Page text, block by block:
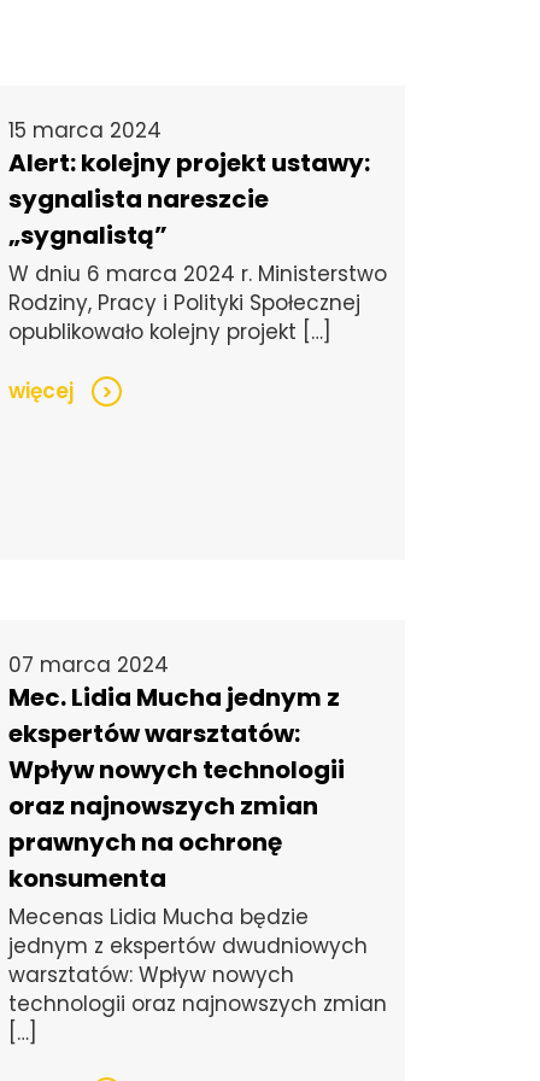
15 marca 2024
Alert: kolejny projekt ustawy:
sygnalista nareszcie
„sygnalistą”
W dniu 6 marca 2024 r. Ministerstwo
Rodziny, Pracy i Polityki Społecznej
opublikowało kolejny projekt […]
więcej >
07 marca 2024
Mec. Lidia Mucha jednym z
ekspertów warsztatów:
Wpływ nowych technologii
oraz najnowszych zmian
prawnych na ochronę
konsumenta
Mecenas Lidia Mucha będzie
jednym z ekspertów dwudniowych
warsztatów: Wpływ nowych
technologii oraz najnowszych zmian
[…]